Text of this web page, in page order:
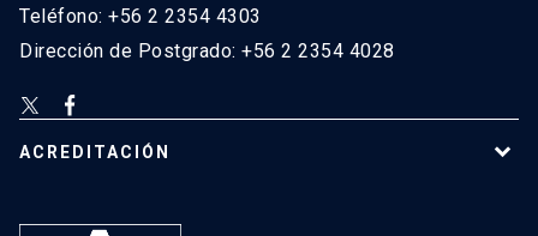
Teléfono: +56 2 2354 4303
Dirección de Postgrado: +56 2 2354 4028
ACREDITACIÓN